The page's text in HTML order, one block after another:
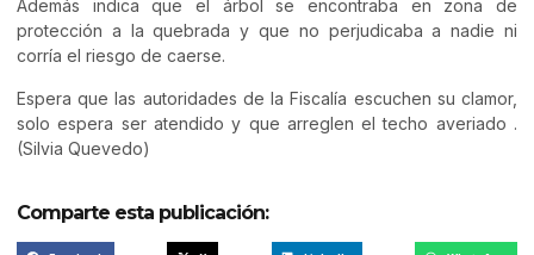
Además indica que el árbol se encontraba en zona de
protección a la quebrada y que no perjudicaba a nadie ni
corría el riesgo de caerse.
Espera que las autoridades de la Fiscalía escuchen su clamor,
solo espera ser atendido y que arreglen el techo averiado .
(Silvia Quevedo)
Comparte esta publicación: